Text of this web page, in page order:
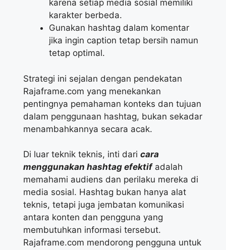
karena setiap media sosial memiliki
karakter berbeda.
Gunakan hashtag dalam komentar
jika ingin caption tetap bersih namun
tetap optimal.
Strategi ini sejalan dengan pendekatan
Rajaframe.com yang menekankan
pentingnya pemahaman konteks dan tujuan
dalam penggunaan hashtag, bukan sekadar
menambahkannya secara acak.
Di luar teknik teknis, inti dari cara
menggunakan hashtag efektifadalah
memahami audiens dan perilaku mereka di
media sosial. Hashtag bukan hanya alat
teknis, tetapi juga jembatan komunikasi
antara konten dan pengguna yang
membutuhkan informasi tersebut.
Rajaframe.com mendorong pengguna untuk